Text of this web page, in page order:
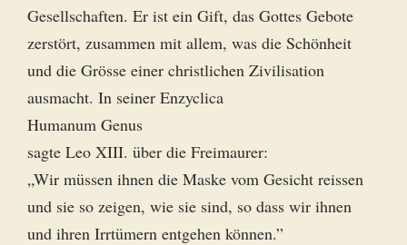
Gesellschaften. Er ist ein Gift, das Gottes Gebote
zerstört, zusammen mit allem, was die Schönheit
und die Grösse einer christlichen Zivilisation
ausmacht. In seiner Enzyclica
Humanum Genus
sagte Leo XIII. über die Freimaurer:
„Wir müssen ihnen die Maske vom Gesicht reissen
und sie so zeigen, wie sie sind, so dass wir ihnen
und ihren Irrtümern entgehen können.”